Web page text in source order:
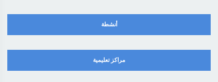
أنشطة
مراكز تعليمية